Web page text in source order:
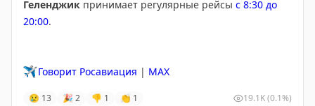
Геленджик принимает регулярные рейсы с 8:30 до
20:00.
✈️ Говорит Росавиация | MAX
😢 13 🎉 2 👎 1 👏 1 19.1K(0.1%)